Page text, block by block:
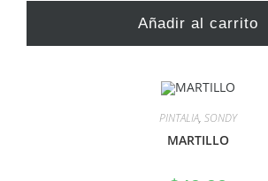
Añadir al carrito
PINTALIA, SONDY
MARTILLO